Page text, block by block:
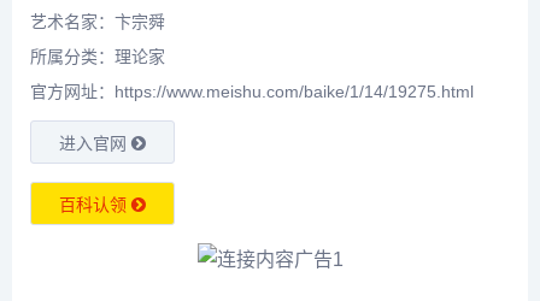
艺术名家：卞宗舜
所属分类： 理论家
官方网址：https://www.meishu.com/baike/1/14/19275.html
进入官网
百科认领